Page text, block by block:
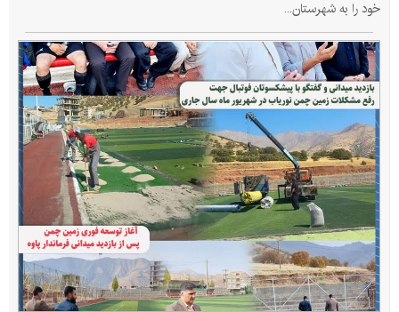
خود را به شهرستان...